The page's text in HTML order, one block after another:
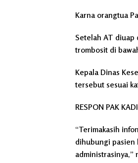
Karna orangtua
Setelah AT diuap
trombosit di
Kepala Dinas
tersebut sesuai
RESPON PAK
“Terimakasih
dihubungi pasien
administrasinya,”